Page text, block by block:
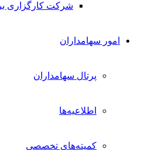
شرکت کارگزاری
امور سهامداران
پرتال سهامداران
اطلاعیه‌ها
کمیته‌های تخصصی